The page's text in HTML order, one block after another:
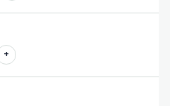
+